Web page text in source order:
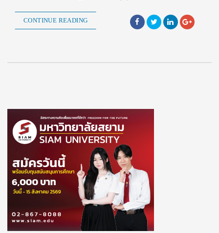
CONTINUE READING